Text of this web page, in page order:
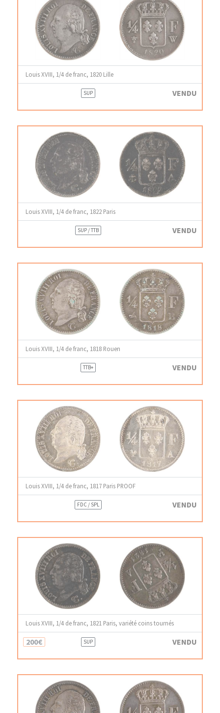
Louis XVIII, 1/4 de franc, 1820 Lille
SUP VENDU
Louis XVIII, 1/4 de franc, 1822 Paris
SUP / TTB VENDU
Louis XVIII, 1/4 de franc, 1818 Rouen
TTB+ VENDU
Louis XVIII, 1/4 de franc, 1817 Paris PROOF
FDC / SPL VENDU
Louis XVIII, 1/4 de franc, 1821 Paris, variété coins tournés
200€ SUP VENDU